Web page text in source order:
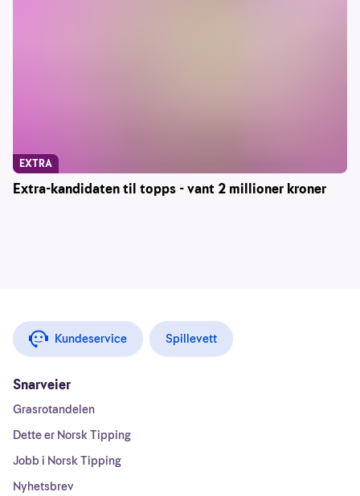
Extra-kandidaten til topps - vant 2 millioner kroner
EXTRA
Kundeservice Spillevett
Snarveier
Grasrotandelen
Dette er Norsk Tipping
Jobb i Norsk Tipping
Nyhetsbrev